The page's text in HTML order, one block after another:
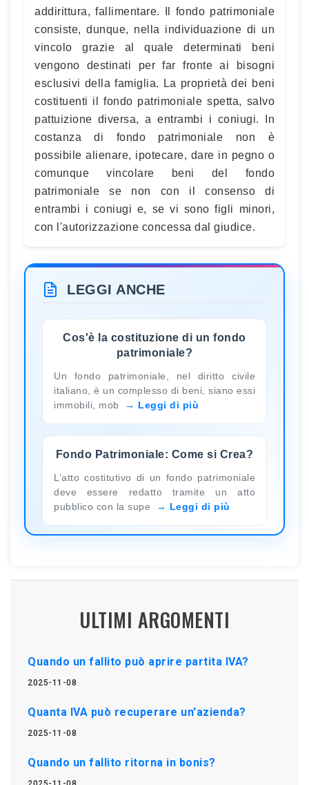
addirittura, fallimentare. Il fondo patrimoniale
consiste, dunque, nella individuazione di un
vincolo grazie al quale determinati beni
vengono destinati per far fronte ai bisogni
esclusivi della famiglia. La proprietà dei beni
costituenti il fondo patrimoniale spetta, salvo
pattuizione diversa, a entrambi i coniugi. In
costanza di fondo patrimoniale non è
possibile alienare, ipotecare, dare in pegno o
comunque vincolare beni del fondo
patrimoniale se non con il consenso di
entrambi i coniugi e, se vi sono figli minori,
con l'autorizzazione concessa dal giudice.
LEGGI ANCHE
Cos'è la costituzione di un fondo
patrimoniale?
Un fondo patrimoniale, nel diritto civile
italiano, è un complesso di beni, siano essi
immobili, mob
Leggi di più
Fondo Patrimoniale: Come si Crea?
L’atto costitutivo di un fondo patrimoniale
deve essere redatto tramite un atto
pubblico con la supe
Leggi di più
ULTIMI ARGOMENTI
Quando un fallito può aprire partita IVA?
2025-11-08
Quanta IVA può recuperare un'azienda?
2025-11-08
Quando un fallito ritorna in bonis?